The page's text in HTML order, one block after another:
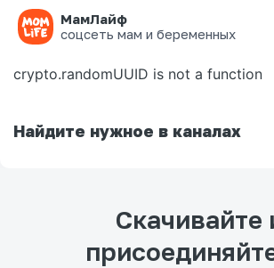
МамЛайф
соцсеть мам и беременных
Ошибка на странице
crypto.randomUUID is not a function
Найдите нужное в каналах
Скачивайте